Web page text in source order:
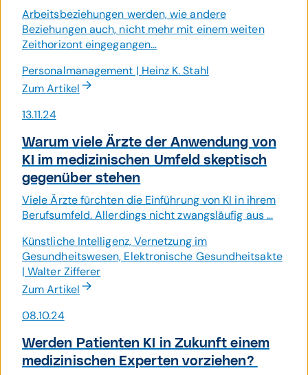
Arbeitsbeziehungen werden, wie andere
Beziehungen auch, nicht mehr mit einem weiten
Zeithorizont eingegangen...
Personalmanagement | Heinz K. Stahl
Zum Artikel
13.11.24
Warum viele Ärzte der Anwen­dung von
KI im medi­zini­schen Umfeld skeptisch
gegen­über stehen
Viele Ärzte fürchten die Einführung von KI in ihrem
Berufsumfeld. Allerdings nicht zwangsläufig aus ...
Künstliche Intelligenz, Vernetzung im
Gesundheitswesen, Elektronische Gesundheitsakte
| Walter Zifferer
Zum Artikel
08.10.24
Werden Patienten KI in Zukunft einem
medi­zini­schen Experten vorziehen?